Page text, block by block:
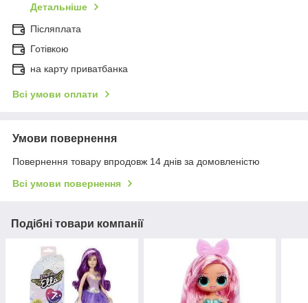
Детальніше
Післяплата
Готівкою
на карту приватбанка
Всі умови оплати
Умови повернення
Повернення товару впродовж 14 днів за домовленістю
Всі умови повернення
Подібні товари компанії